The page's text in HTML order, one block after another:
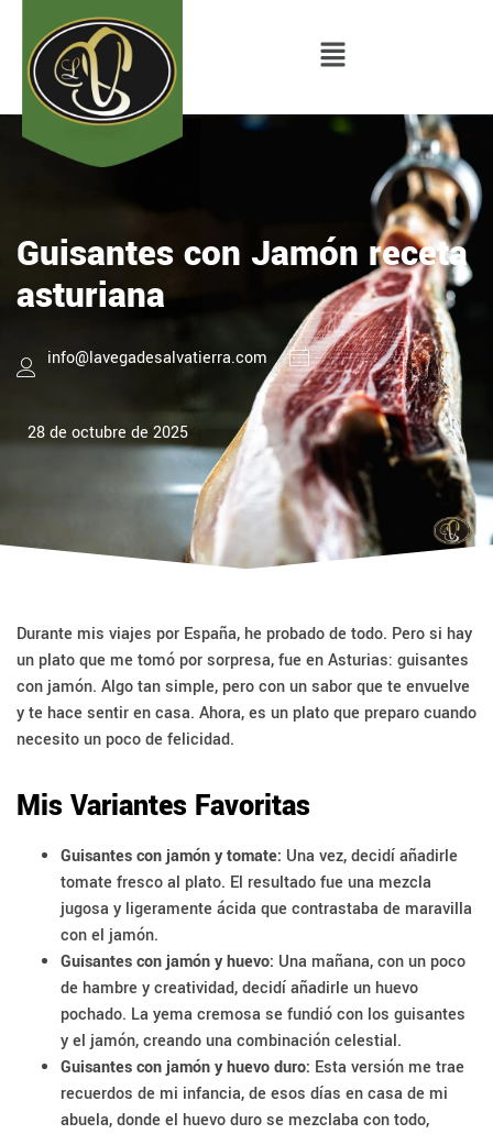
Guisantes con Jamón receta
asturiana
info@lavegadesalvatierra.com
28 de octubre de 2025
Durante mis viajes por España, he probado de todo. Pero si hay
un plato que me tomó por sorpresa, fue en Asturias: guisantes
con jamón. Algo tan simple, pero con un sabor que te envuelve
y te hace sentir en casa. Ahora, es un plato que preparo cuando
necesito un poco de felicidad.
Mis Variantes Favoritas
Guisantes con jamón y tomate: Una vez, decidí añadirle
tomate fresco al plato. El resultado fue una mezcla
jugosa y ligeramente ácida que contrastaba de maravilla
con el jamón.
Guisantes con jamón y huevo: Una mañana, con un poco
de hambre y creatividad, decidí añadirle un huevo
pochado. La yema cremosa se fundió con los guisantes
y el jamón, creando una combinación celestial.
Guisantes con jamón y huevo duro: Esta versión me trae
recuerdos de mi infancia, de esos días en casa de mi
abuela, donde el huevo duro se mezclaba con todo,